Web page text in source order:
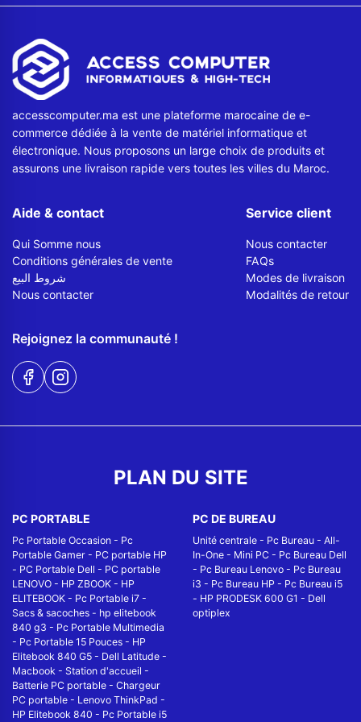
accesscomputer.ma est une plateforme marocaine de e-
commerce dédiée à la vente de matériel informatique et
électronique. Nous proposons un large choix de produits et
assurons une livraison rapide vers toutes les villes du Maroc.
Aide & contact
Qui Somme nous
Conditions générales de vente
شروط البيع
Nous contacter
Service client
Nous contacter
FAQs
Modes de livraison
Modalités de retour
Rejoignez la communauté !
PLAN DU SITE
PC PORTABLE
Pc Portable Occasion - Pc
Portable Gamer - PC portable HP
- PC Portable Dell - PC portable
LENOVO - HP ZBOOK - HP
ELITEBOOK - Pc Portable i7 -
Sacs & sacoches - hp elitebook
840 g3 - Pc Portable Multimedia
- Pc Portable 15 Pouces - HP
Elitebook 840 G5 - Dell Latitude -
Macbook - Station d'accueil -
Batterie PC portable - Chargeur
PC portable - Lenovo ThinkPad -
HP Elitebook 840 - Pc Portable i5
PC DE BUREAU
Unité centrale - Pc Bureau - All-
In-One - Mini PC - Pc Bureau Dell
- Pc Bureau Lenovo - Pc Bureau
i3 - Pc Bureau HP - Pc Bureau i5
- HP PRODESK 600 G1 - Dell
optiplex